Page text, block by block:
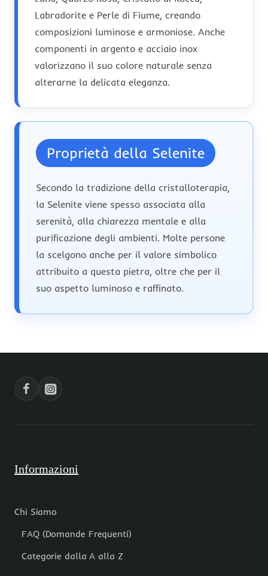
Labradorite e Perle di Fiume, creando
composizioni luminose e armoniose. Anche
componenti in argento e acciaio inox
valorizzano il suo colore naturale senza
alterarne la delicata eleganza.
Proprietà della Selenite
Secondo la tradizione della cristalloterapia,
la Selenite viene spesso associata alla
serenità, alla chiarezza mentale e alla
purificazione degli ambienti. Molte persone
la scelgono anche per il valore simbolico
attribuito a questa pietra, oltre che per il
suo aspetto luminoso e raffinato.
Informazioni
Chi Siamo
FAQ (Domande Frequenti)
Categorie dalla A alla Z